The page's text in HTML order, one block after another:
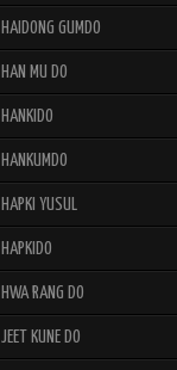
HAIDONG GUMDO
HAN MU DO
HANKIDO
HANKUMDO
HAPKI YUSUL
HAPKIDO
HWA RANG DO
JEET KUNE DO